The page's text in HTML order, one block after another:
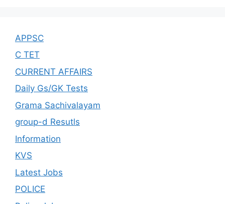
APPSC
C TET
CURRENT AFFAIRS
Daily Gs/GK Tests
Grama Sachivalayam
group-d Resutls
Information
KVS
Latest Jobs
POLICE